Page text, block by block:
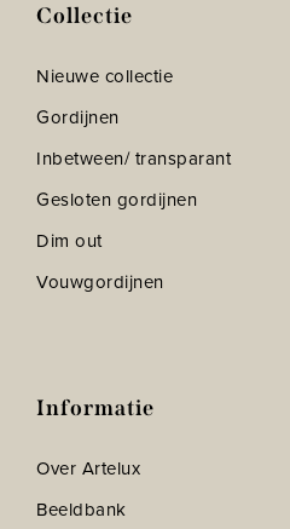
Collectie
Nieuwe collectie
Gordijnen
Inbetween/ transparant
Gesloten gordijnen
Dim out
Vouwgordijnen
Informatie
Over Artelux
Beeldbank